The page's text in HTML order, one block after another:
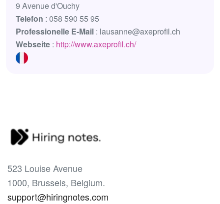
9 Avenue d'Ouchy
Telefon : 058 590 55 95
Professionelle E-Mail : lausanne@axeprofil.ch
Webseite : http://www.axeprofil.ch/
523 Louise Avenue
1000, Brussels, Belgium.
support@hiringnotes.com